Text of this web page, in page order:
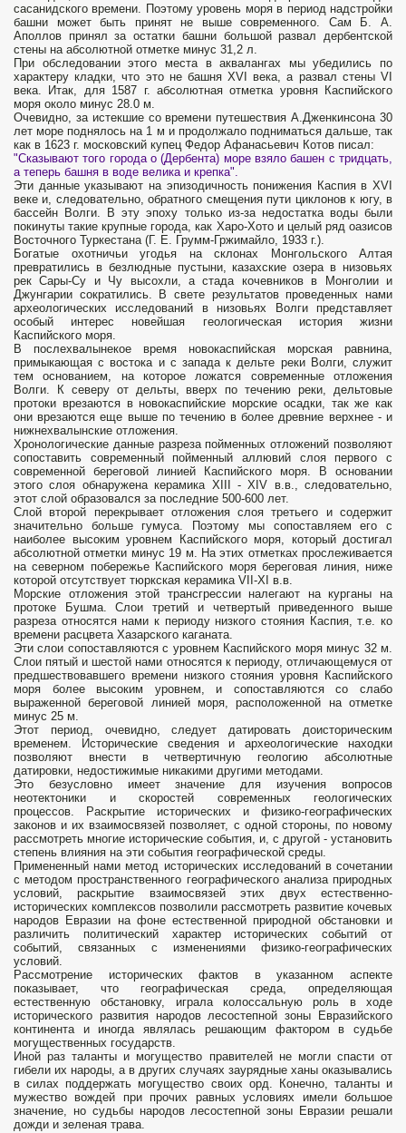
сасанидского времени. Поэтому уровень моря в период надстройки
башни может быть принят не выше современного. Сам Б. А.
Аполлов принял за остатки башни большой развал дербентской
стены на абсолютной отметке минус 31,2 л.
При обследовании этого места в аквалангах мы убедились по
характеру кладки, что это не башня XVI века, а развал стены VI
века. Итак, для 1587 г. абсолютная отметка уровня Каспийского
моря около минус 28.0 м.
Очевидно, за истекшие со времени путешествия А.Дженкинсона 30
лет море поднялось на 1 м и продолжало подниматься дальше, так
как в 1623 г. московский купец Федор Афанасьевич Котов писал:
"Сказывают того города o (Дербента) море взяло башен с тридцать,
а теперь башня в воде велика и крепка".
Эти данные указывают на эпизодичность понижения Каспия в XVI
веке и, следовательно, обратного смещения пути циклонов к югу, в
бассейн Волги. В эту эпоху только из-за недостатка воды были
покинуты такие крупные города, как Харо-Хото и целый ряд оазисов
Восточного Туркестана (Г. Е. Грумм-Гржимайло, 1933 г.).
Богатые охотничьи угодья на склонах Монгольского Алтая
превратились в безлюдные пустыни, казахские озера в низовьях
рек Сары-Су и Чу высохли, а стада кочевников в Монголии и
Джунгарии сократились. В свете результатов проведенных нами
археологических исследований в низовьях Волги представляет
особый интерес новейшая геологическая история жизни
Каспийского моря.
В послехвалынекое время новокаспийская морская равнина,
примыкающая с востока и с запада к дельте реки Волги, служит
тем основанием, на которое ложатся современные отложения
Волги. К северу от дельты, вверх по течению реки, дельтовые
протоки врезаются в новокаспийские морские осадки, так же как
они врезаются еще выше по течению в более древние верхнее - и
нижнехвалынские отложения.
Хронологические данные разреза пойменных отложений позволяют
сопоставить современный пойменный аллювий слоя первого с
современной береговой линией Каспийского моря. В основании
этого слоя обнаружена керамика ХIII - ХIV в.в., следовательно,
этот слой образовался за последние 500-600 лет.
Слой второй перекрывает отложения слоя третьего и содержит
значительно больше гумуса. Поэтому мы сопоставляем его с
наиболее высоким уровнем Каспийского моря, который достигал
абсолютной отметки минус 19 м. На этих отметках прослеживается
на северном побережье Каспийского моря береговая линия, ниже
которой отсутствует тюркская керамика VII-XI в.в.
Морские отложения этой трансгрессии налегают на курганы на
протоке Бушма. Слои третий и четвертый приведенного выше
разреза относятся нами к периоду низкого стояния Каспия, т.е. ко
времени расцвета Хазарского каганата.
Эти слои сопоставляются с уровнем Каспийского моря минус 32 м.
Слои пятый и шестой нами относятся к периоду, отличающемуся от
предшествовавшего времени низкого стояния уровня Каспийского
моря более высоким уровнем, и сопоставляются со слабо
выраженной береговой линией моря, расположенной на отметке
минус 25 м.
Этот период, очевидно, следует датировать доисторическим
временем. Исторические сведения и археологические находки
позволяют внести в четвертичную геологию абсолютные
датировки, недостижимые никакими другими методами.
Это безусловно имеет значение для изучения вопросов
неотектоники и скоростей современных геологических
процессов. Раскрытие исторических и физико-географических
законов и их взаимосвязей позволяет, с одной стороны, по новому
рассмотреть многие исторические события, и, с другой - установить
степень влияния на эти события географической среды.
Примененный нами метод исторических исследований в сочетании
с методом пространственного географического анализа природных
условий, раскрытие взаимосвязей этих двух естественно-
исторических комплексов позволили рассмотреть развитие кочевых
народов Евразии на фоне естественной природной обстановки и
различить политический характер исторических событий от
событий, связанных с изменениями физико-географических
условий.
Рассмотрение исторических фактов в указанном аспекте
показывает, что географическая среда, определяющая
естественную обстановку, играла колоссальную роль в ходе
исторического развития народов лесостепной зоны Евразийского
континента и иногда являлась решающим фактором в судьбе
могущественных государств.
Иной раз таланты и могущество правителей не могли спасти от
гибели их народы, а в других случаях заурядные ханы оказывались
в силах поддержать могущество своих орд. Конечно, таланты и
мужество вождей при прочих равных условиях имели большое
значение, но судьбы народов лесостепной зоны Евразии решали
дожди и зеленая трава.